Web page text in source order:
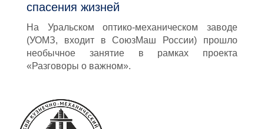
спасения жизней
На Уральском оптико-механическом заводе
(УОМЗ, входит в СоюзМаш России) прошло
необычное занятие в рамках проекта
«Разговоры о важном».